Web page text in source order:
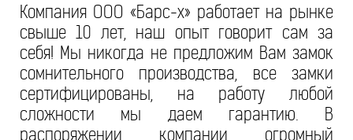
Компания ООО «Барс-х» работает на рынке
свыше 10 лет, наш опыт говорит сам за
себя! Мы никогда не предложим Вам замок
сомнительного производства, все замки
сертифицированы, на работу любой
сложности мы даем гарантию. В
распоряжении компании огромный